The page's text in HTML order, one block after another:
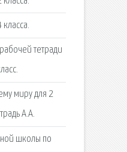
класса.
тетради
миру для 2
А.А.
школы по